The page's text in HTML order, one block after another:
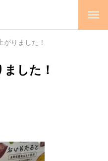
がりました！
した！